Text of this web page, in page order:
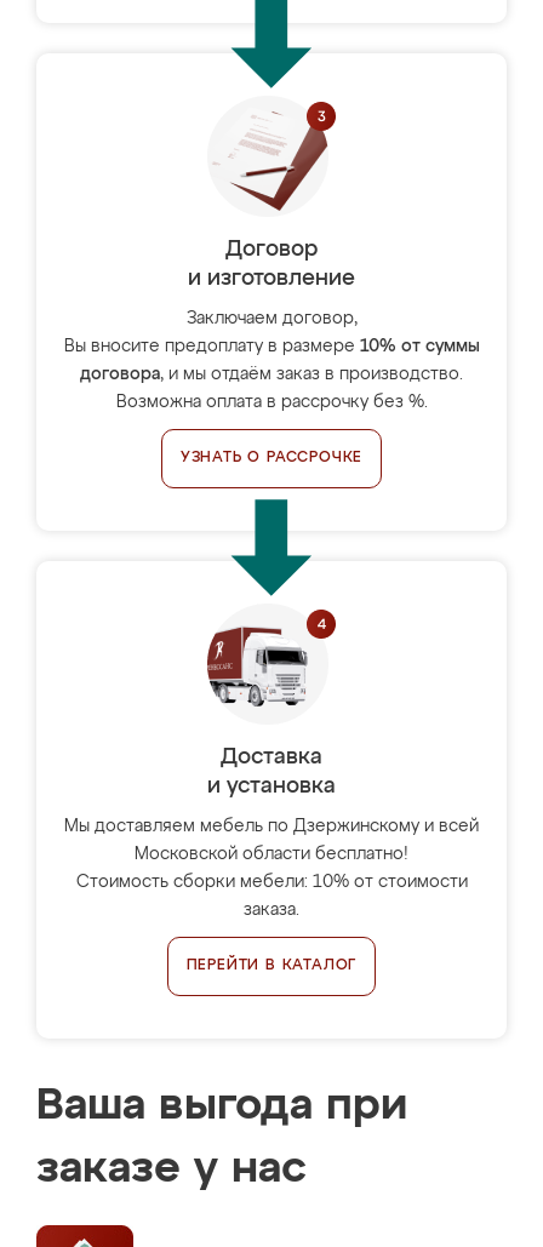
Договор
и изготовление
Заключаем договор,
Вы вносите предоплату в размере 10% от суммы
договора, и мы отдаём заказ в производство.
Возможна оплата в рассрочку без %.
УЗНАТЬ О РАССРОЧКЕ
Доставка
и установка
Мы доставляем мебель по Дзержинскому и всей
Московской области бесплатно!
Стоимость сборки мебели: 10% от стоимости
заказа.
ПЕРЕЙТИ В КАТАЛОГ
Ваша выгода при
заказе у нас